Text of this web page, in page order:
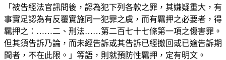
「被告經法官訊問後，認為犯下列各款之罪，其嫌疑重大，有
事實足認為有反覆實施同一犯罪之虞，而有羈押之必要者，得
羈押之：……二、刑法……第二百七十七條第一項之傷害罪。
但其須告訴乃論，而未經告訴或其告訴已經撤回或已逾告訴期
間者，不在此限。」等語，則就預防性羈押，定有明文。